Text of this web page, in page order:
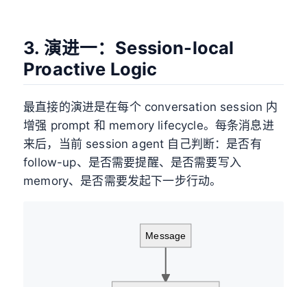
3. 演进一：Session-local
Proactive Logic
最直接的演进是在每个 conversation session 内
增强 prompt 和 memory lifecycle。每条消息进
来后，当前 session agent 自己判断：是否有
follow-up、是否需要提醒、是否需要写入
memory、是否需要发起下一步行动。
Message